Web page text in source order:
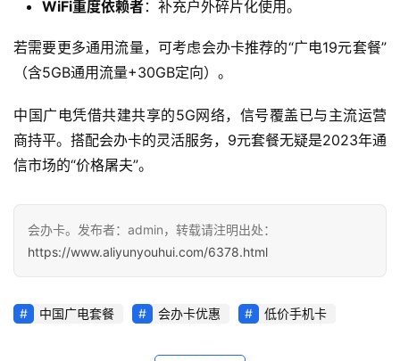
更
页
面
WiFi重度依赖者：补充户外碎片化使用。
若需要更多通用流量，可考虑会办卡推荐的“广电19元套餐”
（含5GB通用流量+30GB定向）。
中国广电凭借共建共享的5G网络，信号覆盖已与主流运营
商持平。搭配会办卡的灵活服务，9元套餐无疑是2023年通
信市场的“价格屠夫”。
会办卡。发布者：admin，转载请注明出处：
https://www.aliyunyouhui.com/6378.html
中国广电套餐 会办卡优惠 低价手机卡